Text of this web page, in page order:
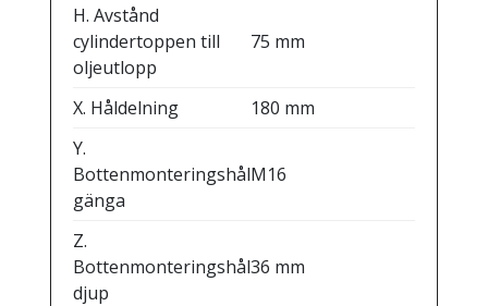
H. Avstånd
cylindertoppen till
oljeutlopp
75 mm
X. Håldelning
180 mm
Y.
Bottenmonteringshål
gänga
M16
Z.
Bottenmonteringshål
djup
36 mm